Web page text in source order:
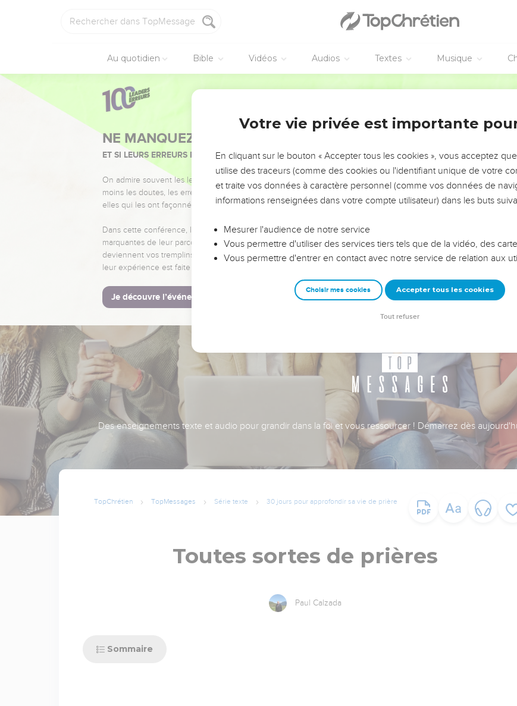
Au quotidien Bible Vidéos Audios Textes Musique
NE MANQUEZ PAS L’ÉVÉNEMENT DE L’ANNÉE !
ET SI LEURS ERREURS POUVAIENT VOUS ÉVITER LES VOTRES ?
On admire souvent les leaders pour leurs réussites, leur impact, leur foi ou leur vision. Mais on voit
moins les doutes, les erreurs et les saisons difficiles qu'ils ont traversés, alors même que ce sont
elles qui les ont façonnés.
Dans cette conférence, leaders, entrepreneurs, et responsables reviennent sur les erreurs
marquantes de leur parcours et les clés pour avancer avec plus de sagesse afin que leurs erreurs
deviennent vos tremplins. Que vous guidiez un ministère, une équipe, un groupe ou une famille,
leur expérience est faite pour vous.
Je découvre l’événement
Des enseignements texte et audio pour grandir dans la foi et vous ressourcer ! Démarrez dès
TopChrétien TopMessages Série texte 30 jours pour approfondir sa vie de prière
Toutes sortes de prières
Paul Calzada
Sommaire
Votre vie privée est importante
En cliquant sur le bouton « Accepter tous les cookies », vous acceptez
utilise des traceurs (comme des cookies ou l'identifiant unique de votre
et traite vos données à caractère personnel (comme vos données de
informations renseignées dans votre compte utilisateur) dans les buts
Mesurer l'audience de notre service
Vous permettre d'utiliser des services tiers tels que de la vidéo, des
Vous permettre d'entrer en contact avec notre service de relation aux
Choisir mes cookies Accepter tous les cookies
Tout refuser